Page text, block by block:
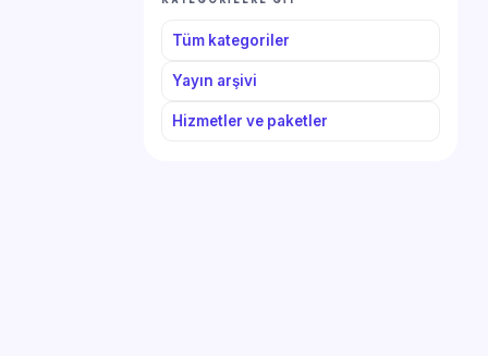
Tüm kategoriler
Yayın arşivi
Hizmetler ve paketler